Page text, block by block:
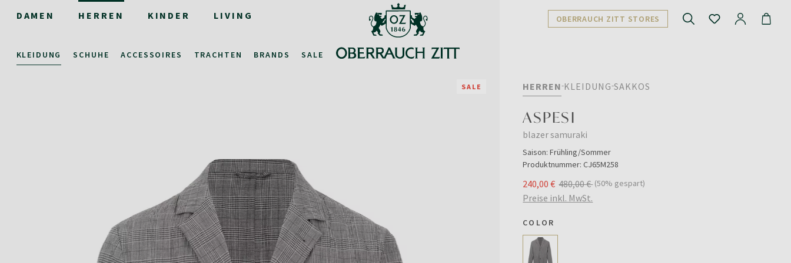
DAMEN HERREN KINDER LIVING
KLEIDUNG SCHUHE ACCESSOIRES TRACHTEN BRANDS SALE
OBERRAUCH ZITT STORES
SALE HERREN KLEIDUNG SAKKOS
ASPESI
blazer samuraki
Saison: Frühling/Sommer
Produktnummer:CJ65M258
240,00 € 480,00 € (50% gespart)
Preise inkl. MwSt.
COLOR